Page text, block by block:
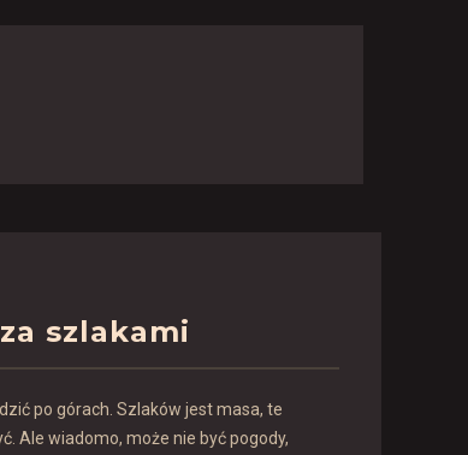
szlakami
po górach. Szlaków jest masa, te
Ale wiadomo, może nie być pogody,